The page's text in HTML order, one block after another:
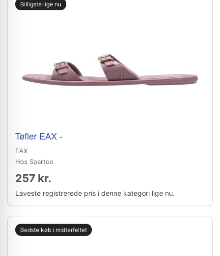
Billigste lige nu
Tøfler EAX -
EAX
Hos Spartoo
257 kr.
Laveste registrerede pris i denne kategori lige nu.
Bedste køb i midterfeltet